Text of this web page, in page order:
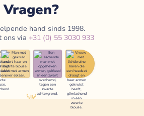
Vragen?
hand sinds 1998.
ons via +31 (0) 55 3030 933